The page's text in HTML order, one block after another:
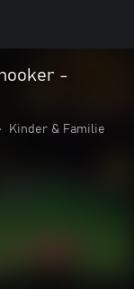
-
•
Kinder & Familie